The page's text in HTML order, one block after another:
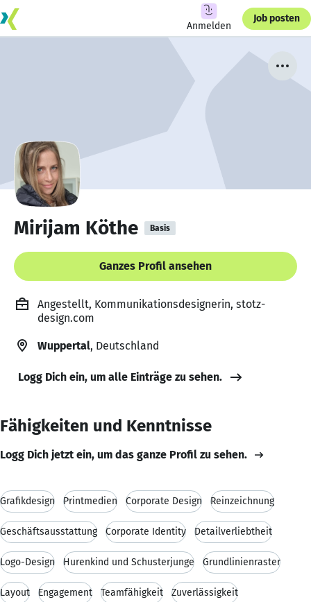
Anmelden
Job posten
Mirijam Köthe Basis
Ganzes Profil ansehen
Angestellt, Kommunikationsdesignerin, stotz-
design.com
Wuppertal, Deutschland
Logg Dich ein, um alle Einträge zu sehen.
Fähigkeiten und Kenntnisse
Logg Dich jetzt ein, um das ganze Profil zu sehen.
Grafikdesign Printmedien Corporate Design Reinzeichnung
Geschäftsausstattung Corporate Identity Detailverliebtheit
Logo-Design Hurenkind und Schusterjunge Grundlinienraster
Layout Engagement Teamfähigkeit Zuverlässigkeit